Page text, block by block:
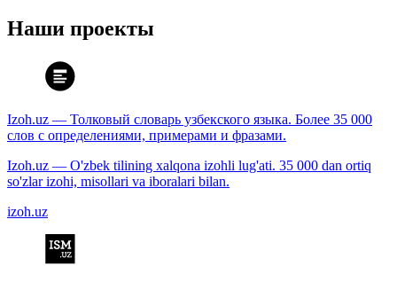
Наши проекты
Izoh.uz — Толковый словарь узбекского языка. Более 35 000
слов с определениями, примерами и фразами.
Izoh.uz — O'zbek tilining xalqona izohli lug'ati. 35 000 dan ortiq
so'zlar izohi, misollari va iboralari bilan.
izoh.uz